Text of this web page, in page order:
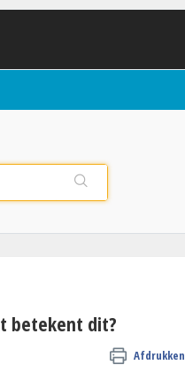
betekent dit?
Afdrukken